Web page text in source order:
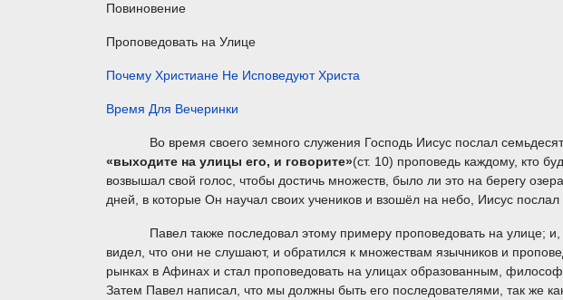
Повиновение
Проповедовать на Улице
Почему Христиане Не Исповедуют Христа
Время Для Вечеринки
Во время своего земного служения Господь Иисус послал семьдесят
«выходите на улицы его, и говорите»(ст. 10) проповедь каждому, кто
возвышал свой голос, чтобы достичь множеств, было ли это на берегу
дней, в которые Он научал своих учеников и взошёл на небо, Иисус послал
Павел также последовал этому примеру проповедовать на улице; и,
видел, что они не слушают, и обратился к множествам язычников и
рынках в Афинах и стал проповедовать на улицах образованным,
Затем Павел написал, что мы должны быть его последователями, так же